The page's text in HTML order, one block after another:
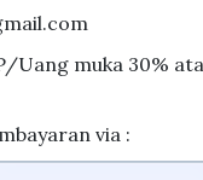
Uang muka 30%
via :